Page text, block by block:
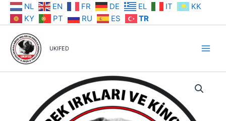
İçeriğe NL EN FR DE EL IT
KK
KY
PT RU ES TR
UKIFED